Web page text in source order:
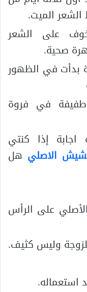
الميت.
على الشعر
صحية.
بدأت في الظهور
طفيفة في فروة
إذا كنتي
الاصلي هل
على الرأس
وليس كثيف.
استعماله.